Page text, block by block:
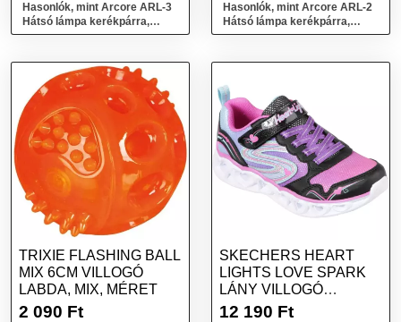
Hasonlók, mint Arcore ARL-3
Hátsó lámpa kerékpárra,
fekete, méret
Hasonlók, mint Arcore ARL-2
Hátsó lámpa kerékpárra,
fekete, méret
TRIXIE FLASHING BALL
MIX 6CM VILLOGÓ
LABDA, MIX, MÉRET
2 090 Ft
SKECHERS HEART
LIGHTS LOVE SPARK
LÁNY VILLOGÓ
TORNACIPŐ, MIX,
12 190 Ft